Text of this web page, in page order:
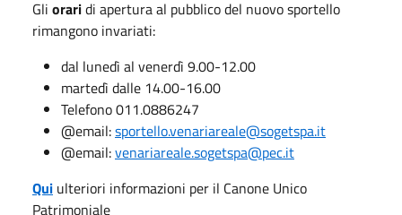
Gli oraridi apertura al pubblico del nuovo sportello
rimangono invariati:
dal lunedì al venerdì 9.00-12.00
martedì dalle 14.00-16.00
Telefono 011.0886247
@email:sportello.venariareale@sogetspa.it
@email:venariareale.sogetspa@pec.it
Qui ulteriori informazioni per il Canone Unico
Patrimoniale